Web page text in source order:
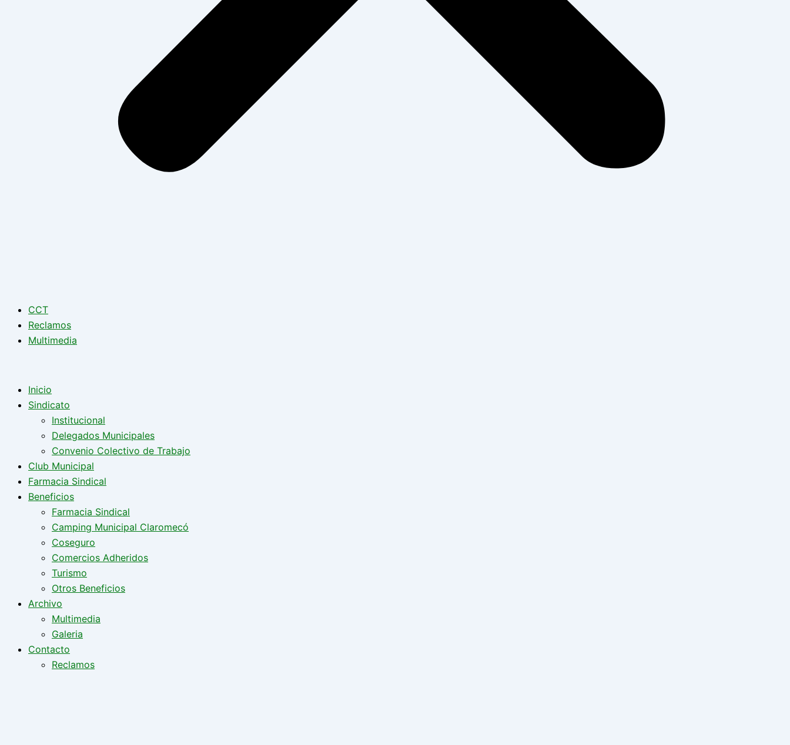
CCT
Reclamos
Multimedia
Inicio
Sindicato
Institucional
Delegados Municipales
Convenio Colectivo de Trabajo
Club Municipal
Farmacia Sindical
Beneficios
Farmacia Sindical
Camping Municipal Claromecó
Coseguro
Comercios Adheridos
Turismo
Otros Beneficios
Archivo
Multimedia
Galeria
Contacto
Reclamos